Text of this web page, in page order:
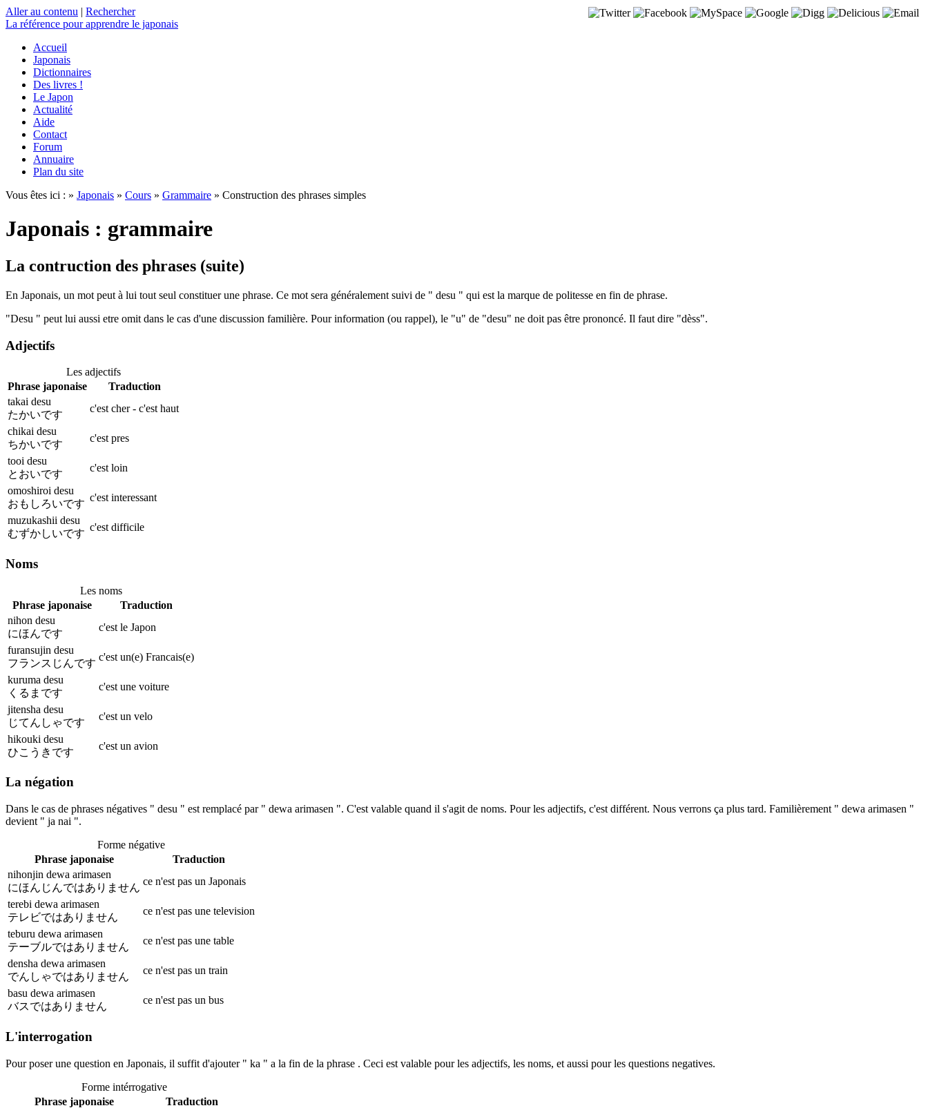
Aller au contenu | Rechercher
La référence pour apprendre le japonais
Accueil
Japonais
Dictionnaires
Des livres !
Le Japon
Actualité
Aide
Contact
Forum
Annuaire
Plan du site
Vous êtes ici : » Japonais » Cours » Grammaire » Construction des phrases simples
Japonais : grammaire
La contruction des phrases (suite)
En Japonais, un mot peut à lui tout seul constituer une phrase. Ce mot sera généralement suivi de " desu " qui est la marque de politesse en fin de phrase.
"Desu " peut lui aussi etre omit dans le cas d'une discussion familière. Pour information (ou rappel), le "u" de "desu" ne doit pas être prononcé. Il faut dire "dèss".
Adjectifs
Les adjectifs
Phrase japonaise
Traduction
takai desu
たかいです
c'est cher - c'est haut
chikai desu
ちかいです
c'est pres
tooi desu
とおいです
c'est loin
omoshiroi desu
おもしろいです
c'est interessant
muzukashii desu
むずかしいです
c'est difficile
Noms
Les noms
Phrase japonaise
Traduction
nihon desu
にほんです
c'est le Japon
furansujin desu
フランスじんです
c'est un(e) Francais(e)
kuruma desu
くるまです
c'est une voiture
jitensha desu
じてんしゃです
c'est un velo
hikouki desu
ひこうきです
c'est un avion
La négation
Dans le cas de phrases négatives " desu " est remplacé par " dewa arimasen ". C'est valable quand il s'agit de noms. Pour les adjectifs, c'est différent. Nous verrons ça plus tard. Familièrement " dewa arimasen "
devient " ja nai ".
Forme négative
Phrase japonaise
Traduction
nihonjin dewa arimasen
にほんじんではありません
ce n'est pas un Japonais
terebi dewa arimasen
テレビではありません
ce n'est pas une television
teburu dewa arimasen
テーブルではありません
ce n'est pas une table
densha dewa arimasen
でんしゃではありません
ce n'est pas un train
basu dewa arimasen
バスではありません
ce n'est pas un bus
L'interrogation
Pour poser une question en Japonais, il suffit d'ajouter " ka " a la fin de la phrase . Ceci est valable pour les adjectifs, les noms, et aussi pour les questions negatives.
Forme intérrogative
Phrase japonaise
Traduction